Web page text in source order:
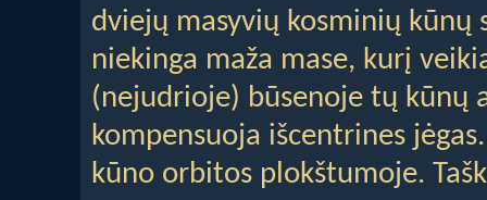
dviejų masyvių kosminių kūnų
niekinga maža mase, kurį
(nejudrioje) būsenoje tų kūnų
kompensuoja išcentrines
kūno orbitos plokštumoje.